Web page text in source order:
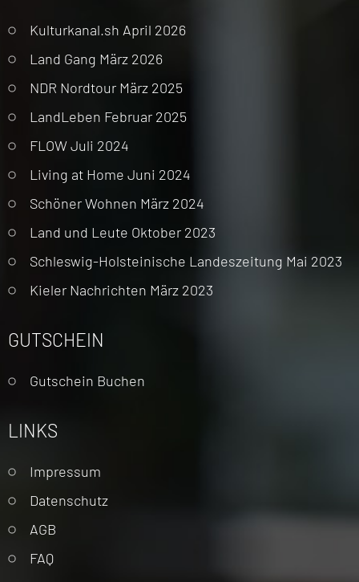
Kulturkanal.sh April 2026
Land Gang März 2026
NDR Nordtour März 2025
LandLeben Februar 2025
FLOW Juli 2024
Living at Home Juni 2024
Schöner Wohnen März 2024
Land und Leute Oktober 2023
Schleswig-Holsteinische Landeszeitung Mai 2023
Kieler Nachrichten März 2023
GUTSCHEIN
Gutschein Buchen
LINKS
Navigation
überspringen
Impressum
Datenschutz
AGB
FAQ